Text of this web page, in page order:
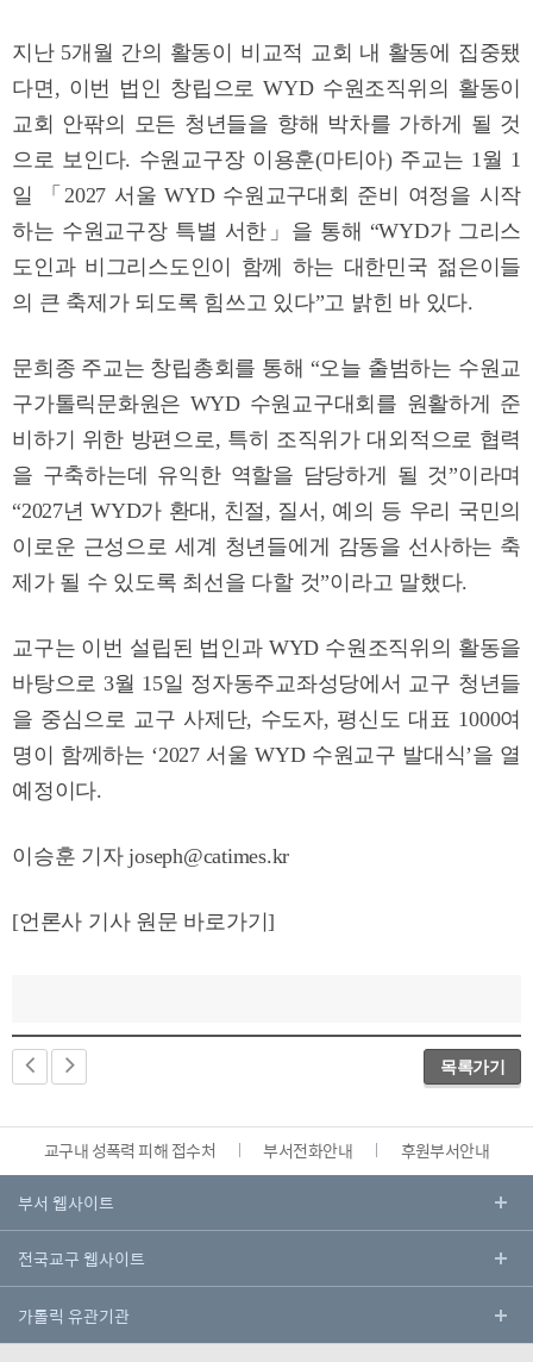
지난 5개월 간의 활동이 비교적 교회 내 활동에 집중됐
다면, 이번 법인 창립으로 WYD 수원조직위의 활동이
교회 안팎의 모든 청년들을 향해 박차를 가하게 될 것
으로 보인다. 수원교구장 이용훈(마티아) 주교는 1월 1
일 「2027 서울 WYD 수원교구대회 준비 여정을 시작
하는 수원교구장 특별 서한」을 통해 “WYD가 그리스
도인과 비그리스도인이 함께 하는 대한민국 젊은이들
의 큰 축제가 되도록 힘쓰고 있다”고 밝힌 바 있다.
문희종 주교는 창립총회를 통해 “오늘 출범하는 수원교
구가톨릭문화원은 WYD 수원교구대회를 원활하게 준
비하기 위한 방편으로, 특히 조직위가 대외적으로 협력
을 구축하는데 유익한 역할을 담당하게 될 것”이라며
“2027년 WYD가 환대, 친절, 질서, 예의 등 우리 국민의
이로운 근성으로 세계 청년들에게 감동을 선사하는 축
제가 될 수 있도록 최선을 다할 것”이라고 말했다.
교구는 이번 설립된 법인과 WYD 수원조직위의 활동을
바탕으로 3월 15일 정자동주교좌성당에서 교구 청년들
을 중심으로 교구 사제단, 수도자, 평신도 대표 1000여
명이 함께하는 ‘2027 서울 WYD 수원교구 발대식’을 열
예정이다.
이승훈 기자 joseph@catimes.kr
[언론사 기사 원문 바로가기]
목록가기
교구내 성폭력 피해 접수처 부서전화안내 후원부서안내